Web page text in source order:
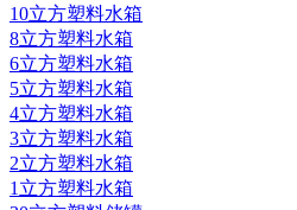
10立方塑料水箱
8立方塑料水箱
6立方塑料水箱
5立方塑料水箱
4立方塑料水箱
3立方塑料水箱
2立方塑料水箱
1立方塑料水箱